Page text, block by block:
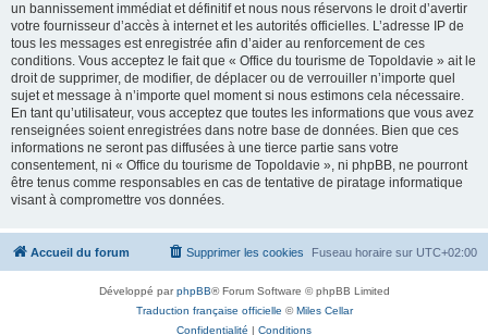
un bannissement immédiat et définitif et nous nous réservons le droit d’avertir
votre fournisseur d’accès à internet et les autorités officielles. L’adresse IP de
tous les messages est enregistrée afin d’aider au renforcement de ces
conditions. Vous acceptez le fait que « Office du tourisme de Topoldavie » ait le
droit de supprimer, de modifier, de déplacer ou de verrouiller n’importe quel
sujet et message à n’importe quel moment si nous estimons cela nécessaire.
En tant qu’utilisateur, vous acceptez que toutes les informations que vous avez
renseignées soient enregistrées dans notre base de données. Bien que ces
informations ne seront pas diffusées à une tierce partie sans votre
consentement, ni « Office du tourisme de Topoldavie », ni phpBB, ne pourront
être tenus comme responsables en cas de tentative de piratage informatique
visant à compromettre vos données.
Accueil du forum Fuseau horaire sur UTC+02:00
Supprimer les cookies
Développé parphpBB® Forum Software © phpBB Limited
Traduction française officielle ©Miles Cellar
Confidentialité | Conditions